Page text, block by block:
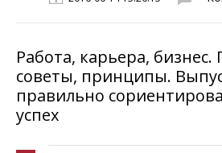
Работа, карьера, бизнес.
советы, принципы.
правильно
успех